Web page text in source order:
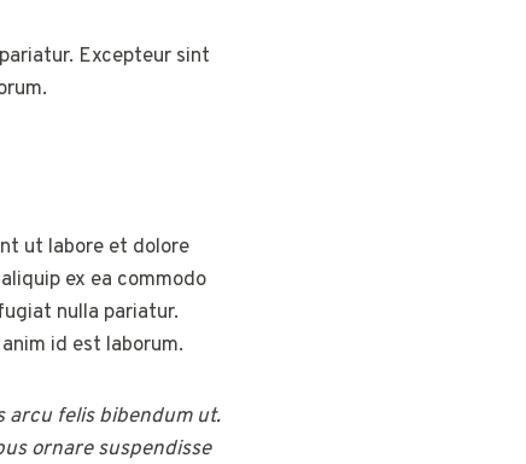
Excepteur sint
ut labore et dolore
ex ea commodo
nulla pariatur.
id est laborum.
arcu felis bibendum ut.
ornare suspendisse